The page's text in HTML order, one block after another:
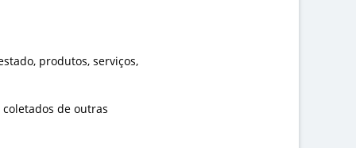
produtos, serviços,
de outras